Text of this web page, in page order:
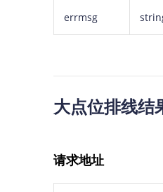
errmsg
大点位排线结
请求地址